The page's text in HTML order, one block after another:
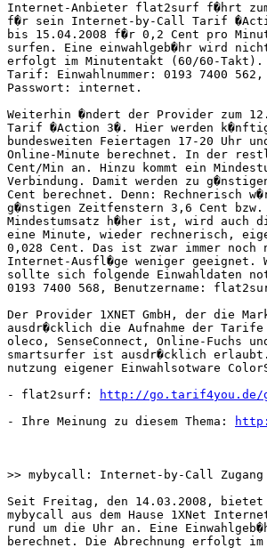
Internet-Anbieter flat2surf f�hrt
f�r sein Internet-by-Call Tarif
bis 15.04.2008 f�r 0,2 Cent pro
surfen. Eine einwahlgeb�hr wird
erfolgt im Minutentakt (60/60-Takt).
Tarif: Einwahlnummer: 0193 7400
Passwort: internet.
Weiterhin �ndert der Provider zum
Tarif �Action 3�. Hier werden k�nftig
bundesweiten Feiertagen 17-20 Uhr
Online-Minute berechnet. In der
Cent/Min an. Hinzu kommt ein
Verbindung. Damit werden zu
Cent berechnet. Denn: Rechnerisch
g�nstigen Zeitfenstern 3,6 Cent
Mindestumsatz h�her ist, wird auch
eine Minute, wieder rechnerisch,
0,028 Cent. Das ist zwar immer
Internet-Ausfl�ge weniger geeignet.
sollte sich folgende Einwahldaten
0193 7400 568, Benutzername:
Der Provider 1XNET GmbH, der die
ausdr�cklich die Aufnahme der
oleco, SenseConnect, Online-Fuchs
smartsurfer ist ausdr�cklich erlaubt.
nutzung eigener Einwahlsotware
- flat2surf:
http://go.tarif4you.de/
- Ihre Meinung zu diesem Thema:
>> mybycall: Internet-by-Call
Seit Freitag, den 14.03.2008,
mybycall aus dem Hause 1XNet
rund um die Uhr an. Eine
berechnet. Die Abrechnung erfolgt